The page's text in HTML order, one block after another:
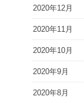
2020年12月
2020年11月
2020年10月
2020年9月
2020年8月